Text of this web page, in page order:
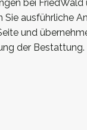
bei FriedWald
ausführliche
und
der Bestattung.